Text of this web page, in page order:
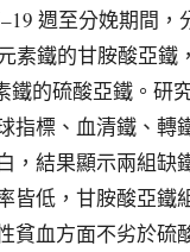
週至分娩期間，
素鐵的甘胺酸亞鐵
鐵的硫酸亞鐵。研
指標、血清鐵、轉
，結果顯示兩組缺
皆低，甘胺酸亞鐵
貧血方面不劣於硫